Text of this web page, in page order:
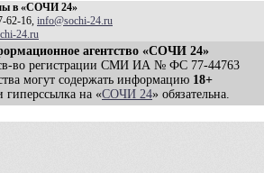
в «СОЧИ 24»
62-16, info@sochi-24.ru
24.ru
агентство «СОЧИ 24»
во регистрации СМИ ИА № ФС 77-44763
могут содержать информацию 18+
на «СОЧИ 24» обязательна.